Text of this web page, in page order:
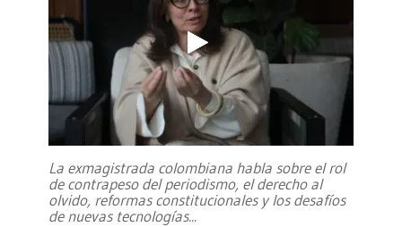
La exmagistrada colombiana habla sobre el rol
de contrapeso del periodismo, el derecho al
olvido, reformas constitucionales y los desafíos
de nuevas tecnologías...